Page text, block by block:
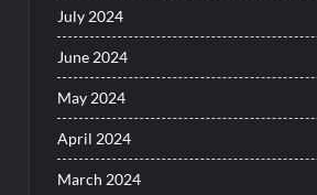
July 2024
June 2024
May 2024
April 2024
March 2024